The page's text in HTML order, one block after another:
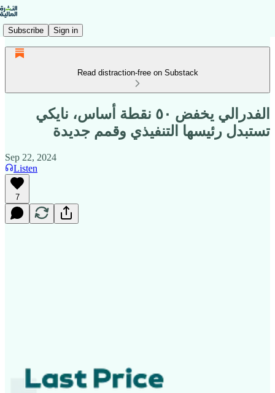
Subscribe Sign in
Read distraction-free on Substack
الفدرالي يخفض ٥٠ نقطة أساس، نايكي
تستبدل رئيسها التنفيذي وقمم جديدة
Sep 22, 2024
Listen
7